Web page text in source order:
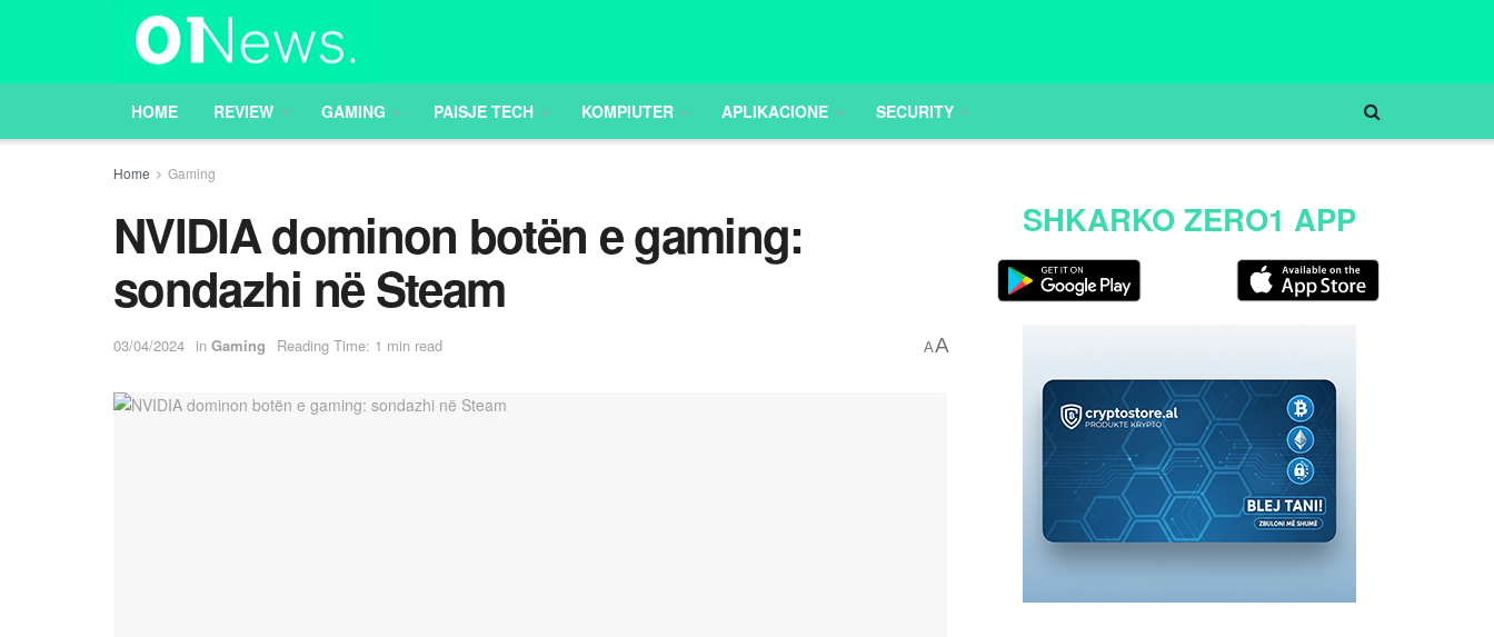
HOME REVIEW GAMING PAISJE TECH KOMPIUTER APLIKACIONE SECURITY
Home Gaming
NVIDIA dominon botën e gaming:
sondazhi në Steam
03/04/2024 in Gaming Reading Time: 1 min read AA
SHKARKO ZERO1 APP